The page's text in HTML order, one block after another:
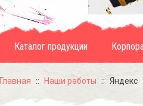
Каталог продукции
Главная Наши работы Яндекс